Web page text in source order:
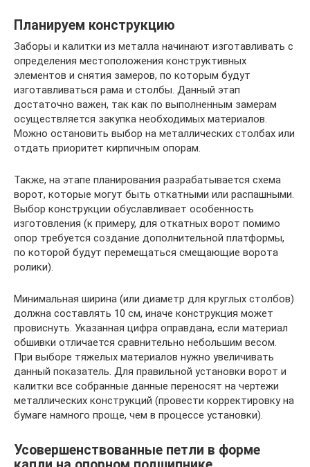
Планируем конструкцию
Заборы и калитки из металла начинают изготавливать с
определения местоположения конструктивных
элементов и снятия замеров, по которым будут
изготавливаться рама и столбы. Данный этап
достаточно важен, так как по выполненным замерам
осуществляется закупка необходимых материалов.
Можно остановить выбор на металлических столбах или
отдать приоритет кирпичным опорам.
Также, на этапе планирования разрабатывается схема
ворот, которые могут быть откатными или распашными.
Выбор конструкции обуславливает особенность
изготовления (к примеру, для откатных ворот помимо
опор требуется создание дополнительной платформы,
по которой будут перемещаться смещающие ворота
ролики).
Минимальная ширина (или диаметр для круглых столбов)
должна составлять 10 см, иначе конструкция может
провиснуть. Указанная цифра оправдана, если материал
обшивки отличается сравнительно небольшим весом.
При выборе тяжелых материалов нужно увеличивать
данный показатель. Для правильной установки ворот и
калитки все собранные данные переносят на чертежи
металлических конструкций (провести корректировку на
бумаге намного проще, чем в процессе установки).
Усовершенствованные петли в форме